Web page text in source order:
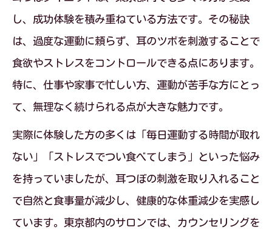
し、成功体験を積み重ねている方法です。その秘訣
は、過度な運動に頼らず、耳のツボを刺激することで
食欲やストレスをコントロールできる点にあります。
特に、仕事や家事で忙しい方、運動が苦手な方にとっ
て、無理なく続けられる点が大きな魅力です。
実際に体験した方の多くは「毎日運動する時間が取れ
ない」「ストレスでつい食べてしまう」といった悩み
を持っていましたが、耳つぼの刺激を取り入れること
で自然と食事量が減少し、健康的な体重減少を実感し
ています。東京都内のサロンでは、カウンセリングを